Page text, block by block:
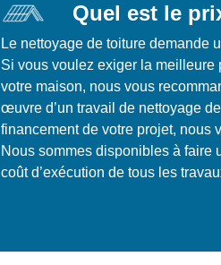
Quel est le
Le nettoyage de toiture demande
Si vous voulez exiger la meilleure
votre maison, nous vous
œuvre d’un travail de nettoyage
financement de votre projet, nous
Nous sommes disponibles à faire
coût d’exécution de tous les